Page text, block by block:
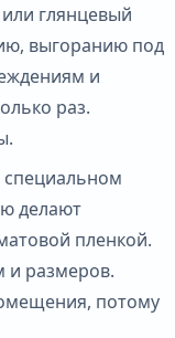
глянцевый
выгоранию под
и
раз.
специальном
делают
пленкой.
и размеров.
потому